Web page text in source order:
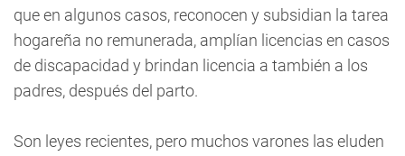
que en algunos casos, reconocen y subsidian la tarea
hogareña no remunerada, amplían licencias en casos
de discapacidad y brindan licencia a también a los
padres, después del parto.
Son leyes recientes, pero muchos varones las eluden